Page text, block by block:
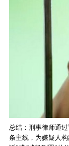
总结：刑事律师通
条主线，为嫌疑人